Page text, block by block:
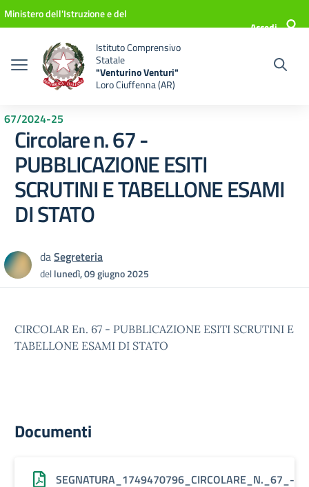
Vai ai contenuti
Vai al menu di navigazione
Vai al footer
Ministero dell'Istruzione e del
Accedi
Istituto Comprensivo
Statale
"Venturino Venturi"
Loro Ciuffenna (AR)
67/2024-25
Circolare n. 67 -
PUBBLICAZIONE ESITI
SCRUTINI E TABELLONE ESAMI
DI STATO
daSegreteria
dellunedì, 09 giugno 2025
CIRCOLAR En. 67 - PUBBLICAZIONE ESITI SCRUTINI E
TABELLONE ESAMI DI STATO
Documenti
SEGNATURA_1749470796_CIRCOLARE_N._67_-